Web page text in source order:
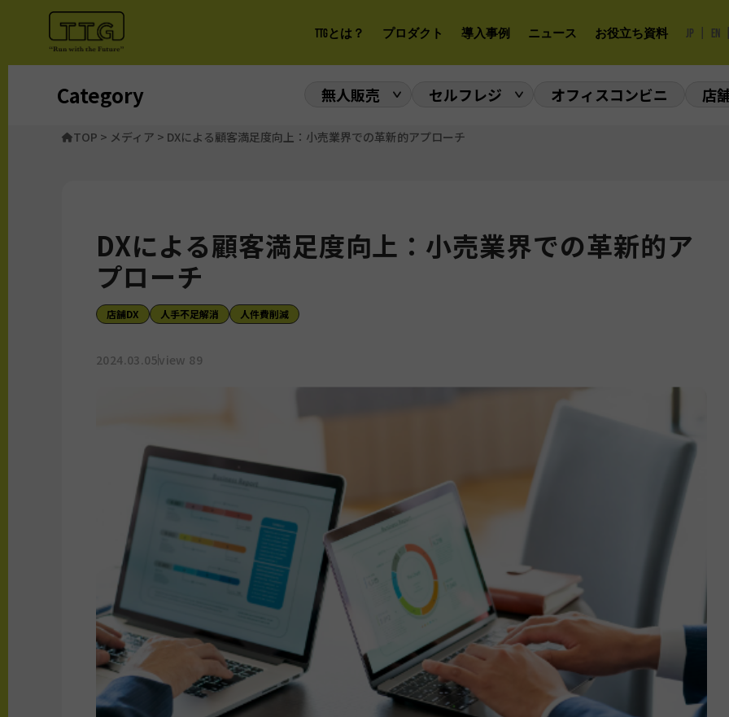
TTGとは？ プロダクト 導入事例 ニュース お役立ち資料 JP EN
Category 無人販売 セルフレジ オフィスコンビニ 店
TOP > メディア > DXによる顧客満足度向上：小売業界での革新的アプローチ
DXによる顧客満足度向上：小売業界での革新的ア
プローチ
店舗DX 人手不足解消 人件費削減
2024.03.05view 89